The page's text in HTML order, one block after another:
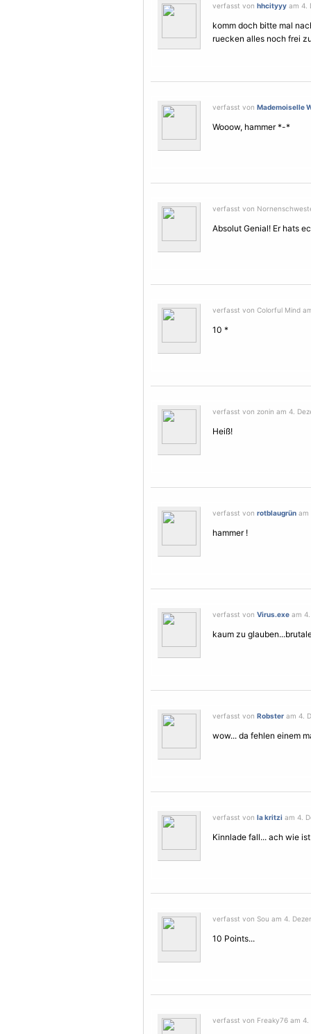
verfasst von hhcityyy am 4.
komm doch bitte mal
ruecken alles noch frei
verfasst von Mademoiselle
Wooow, hammer *-*
verfasst von
Absolut Genial! Er hats
verfasst von Colorful Mind
10 *
verfasst von zonin am 4.
Heiß!
verfasst von rotblaugrün am
hammer !
verfasst von Virus.exe am
kaum zu
verfasst von Robster am 4.
wow... da fehlen einem
verfasst von la kritzi am 4.
Kinnlade fall... ach wie
verfasst von Sou am 4.
10 Points...
verfasst von Freaky76 am 4.